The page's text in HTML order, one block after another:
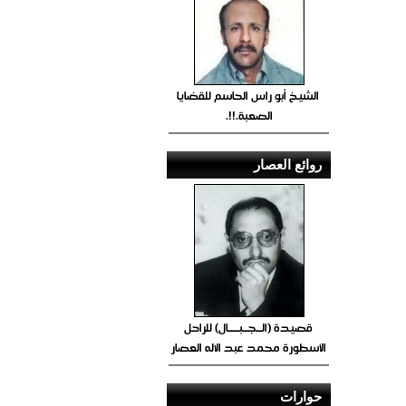
الشيخ أبو راس الحاسم للقضايا
الصعبة.!!.
روائع العصار
قصيدة (الــجــبــــال) للراحل
الأسطورة محمد عبد الاله العصار
حوارات